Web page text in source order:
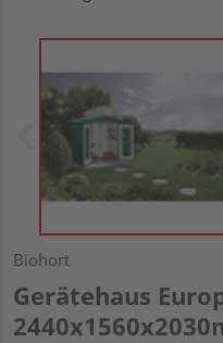
Biohort
Gerätehaus